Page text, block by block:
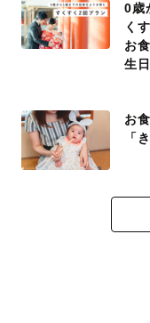
0歳
く
お
生日
お
「